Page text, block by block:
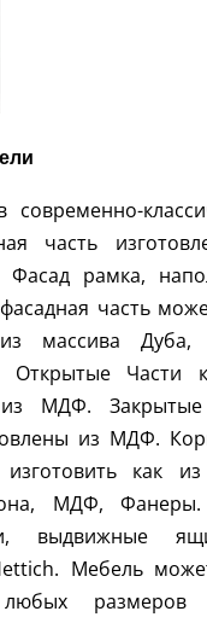
часть
Фасад рамка,
часть
из массива Дуба,
Открытые Части
из МДФ.
из МДФ.
как
МДФ, Фанеры.
выдвижные
Мебель
любых размеров